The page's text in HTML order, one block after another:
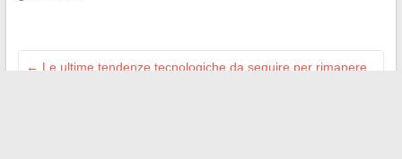
← Le ultime tendenze tecnologiche da seguire per rimanere